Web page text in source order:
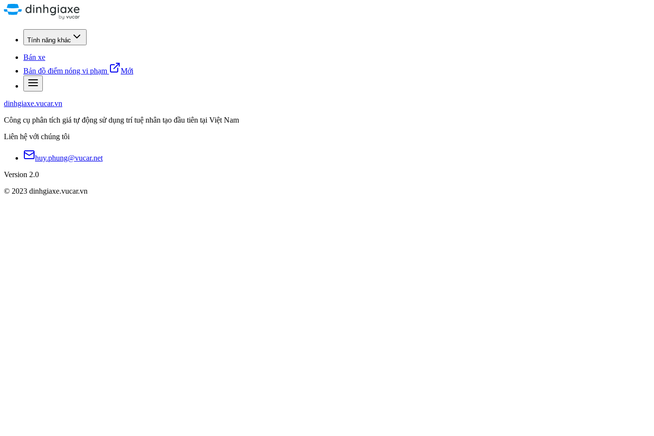
Tính năng khác
Bán xe
Bản đồ điểm nóng vi phạm
Mới
dinhgiaxe.vucar.vn
Công cụ phân tích giá tự động sử dụng trí tuệ nhân tạo đầu tiên tại Việt Nam
Liên hệ với chúng tôi
huy.phung@vucar.net
Version 2.0
© 2023 dinhgiaxe.vucar.vn